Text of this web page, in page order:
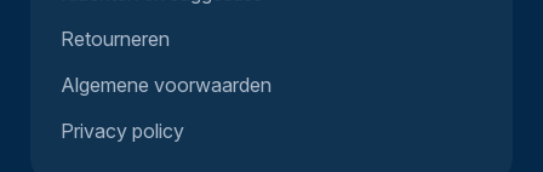
Retourneren
Algemene voorwaarden
Privacy policy